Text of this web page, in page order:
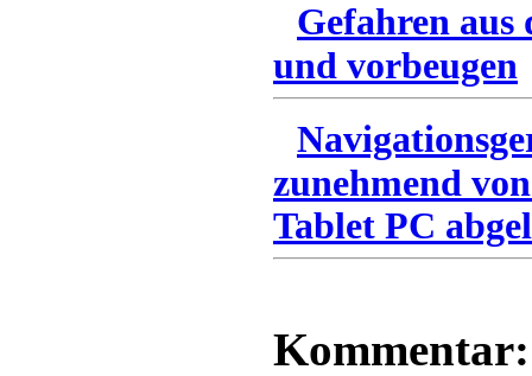
Gefahren
und vorbeugen
zunehmend
Tablet PC
Kommentar: